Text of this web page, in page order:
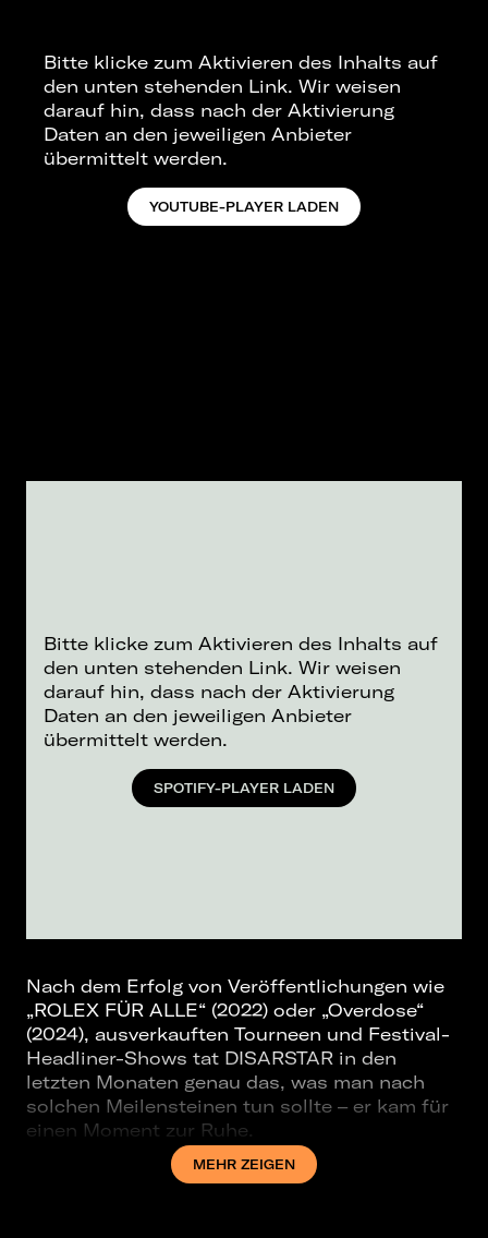
Bitte klicke zum Aktivieren des Inhalts auf
den unten stehenden Link. Wir weisen
darauf hin, dass nach der Aktivierung
Daten an den jeweiligen Anbieter
übermittelt werden.
YOUTUBE-PLAYER LADEN
Bitte klicke zum Aktivieren des Inhalts auf
den unten stehenden Link. Wir weisen
darauf hin, dass nach der Aktivierung
Daten an den jeweiligen Anbieter
übermittelt werden.
SPOTIFY-PLAYER LADEN
Nach dem Erfolg von Veröffentlichungen wie
„ROLEX FÜR ALLE“ (2022) oder „Overdose“
(2024), ausverkauften Tourneen und Festival-
Headliner-Shows tat DISARSTAR in den
letzten Monaten genau das, was man nach
solchen Meilensteinen tun sollte – er kam für
einen Moment zur Ruhe.
Besser gesagt: Er holte einmal tief Luft, denn
jetzt gibt es Großes zu verkünden: 2025/2026
MEHR ZEIGEN